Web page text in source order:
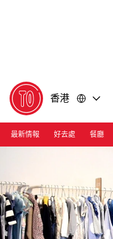
香港
最新情報 好去處 餐廳